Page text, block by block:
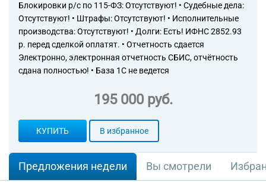
Блокировки р/с по 115-ФЗ: Отсутствуют! • Судебные дела:
Отсутствуют! • Штрафы: Отсутствуют! • Исполнительные
производства: Отсутствуют! • Долги: Есть! ИФНС 2852.93
р. перед сделкой оплатят. • Отчетность сдается
Электронно, электронная отчетность СБИС, отчётность
сдана полностью! • База 1С не ведется
195 000 руб.
КУПИТЬ В избранное
Предложения недели Вы смотрели